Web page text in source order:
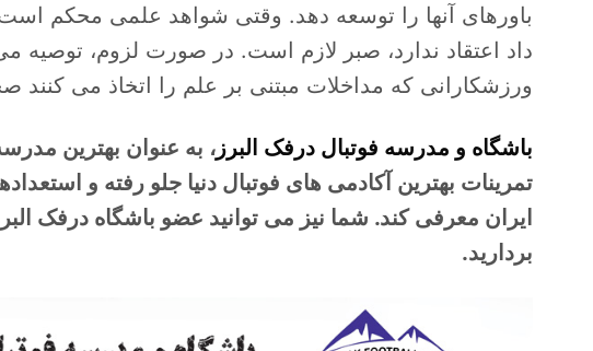
باورهای آنها را توسعه دهد. وقتی شواهد علمی محکم
داد اعتقاد ندارد، صبر لازم است. در صورت لزوم، توصیه
ورزشکارانی که مداخلات مبتنی بر علم را اتخاذ می
باشگاه و مدرسه فوتبال درفک البرز، به عنوان بهترین
تمرینات بهترین آکادمی های فوتبال دنیا جلو رفته و
ایران معرفی کند. شما نیز می توانید عضو باشگاه درفک
بردارید.